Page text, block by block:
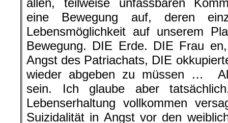
allen, teilweise unfassbaren
eine Bewegung auf, deren
Lebensmöglichkeit auf unserem
Bewegung. DIE Erde. DIE Frau
Angst des Patriachats, DIE
wieder abgeben zu müssen …
sein. Ich glaube aber
Lebenserhaltung vollkommen
Suizidalität in Angst vor den